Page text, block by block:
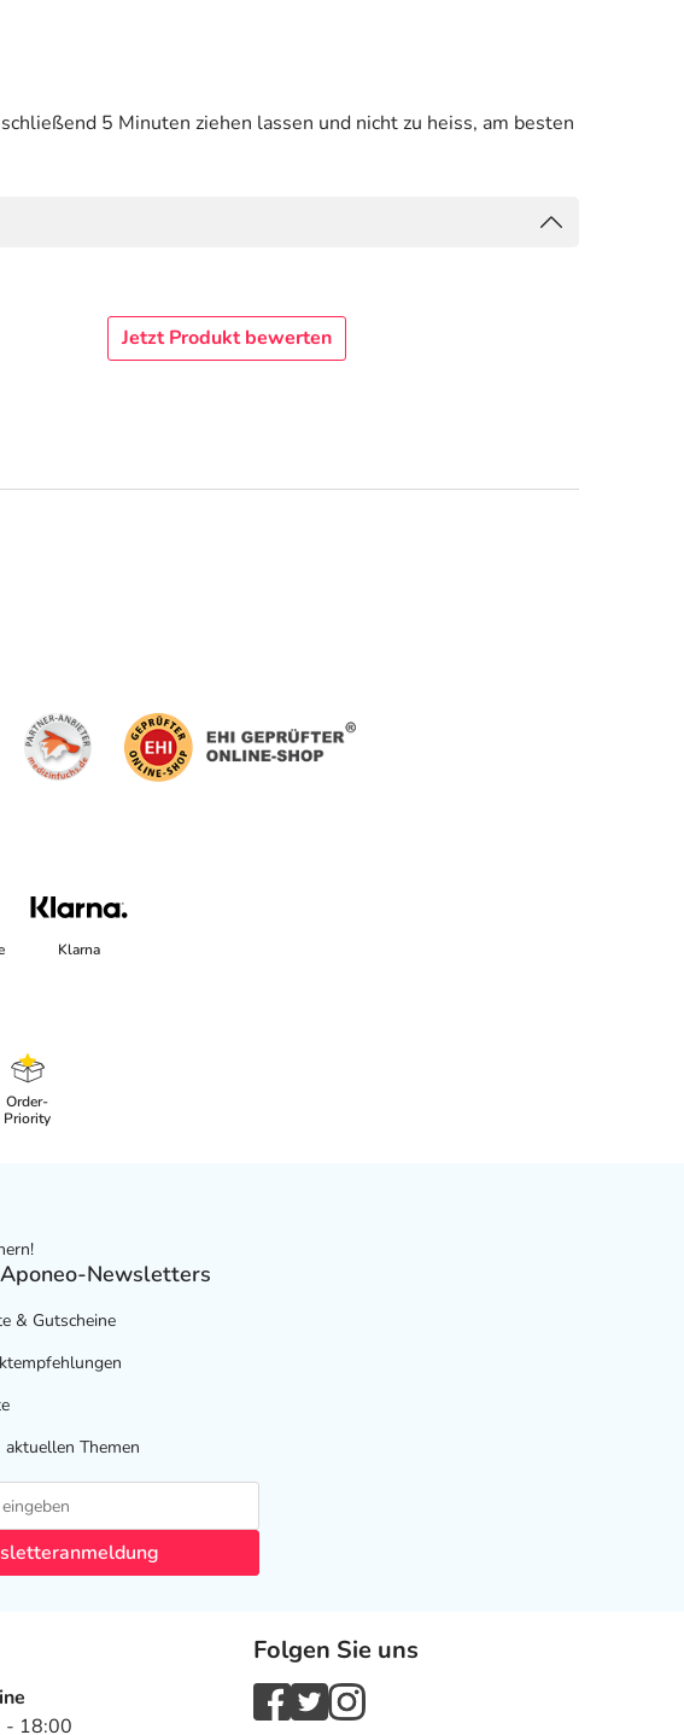
5 Minuten ziehen lassen und nicht zu heiss, am besten
Jetzt Produkt bewerten
Klarna
Order-
Priority
Newsletters
& Gutscheine
Themen
- 18:00
Folgen Sie uns